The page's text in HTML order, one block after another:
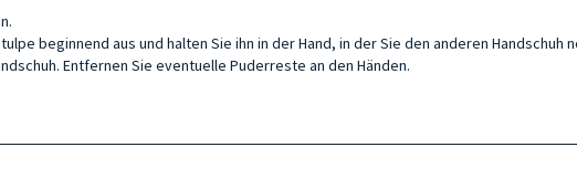
beginnend aus und halten Sie ihn in der Hand, in der Sie den anderen
Entfernen Sie eventuelle Puderreste an den Händen.